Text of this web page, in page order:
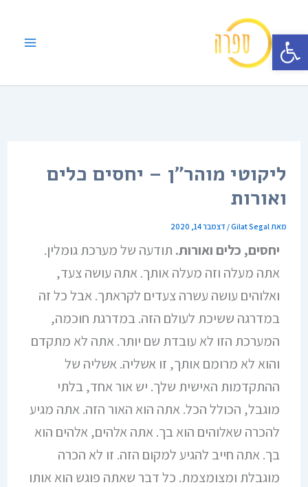
פתח סרגל נגישות
לתוכן
ליקוטי מוהר"ן – יחסים כלים
ואורות
מאתGilat Segal
/ דצמבר 14, 2020
יחסים, כלים ואורות. תודעה של מערכת גומלין.
אתה מעלה וזה מעלה אותך. אתה עושה צעד,
ואלוהים עושה עשרה צעדים לקראתך. אבל כל זה
במדרגה ששיכת לעולם הזה. במדרגת חוכמה,
המערכת הזו לא עובדת שם יותר. אתה לא מתקדם
והוא לא מרומם אותך, זו אשליה. אשליה של
ההתקדמות האישית שלך. יש אור אחד, בלתי
מוגבל, הכולל הכל. אתה הוא האור הזה. אתה מגיע
להכרה שאלוהים הוא בך. אתה אלהים, אלהים הוא
בך. אתה חייב להגיע למקום הזה. זו לא הכרה
מוגבלת ומצומצמת. כל דבר שאתה פוגש הוא אותו